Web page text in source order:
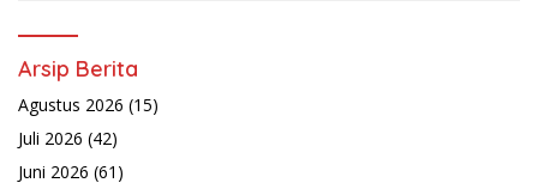
Arsip Berita
Agustus 2026 (15)
Juli 2026 (42)
Juni 2026 (61)